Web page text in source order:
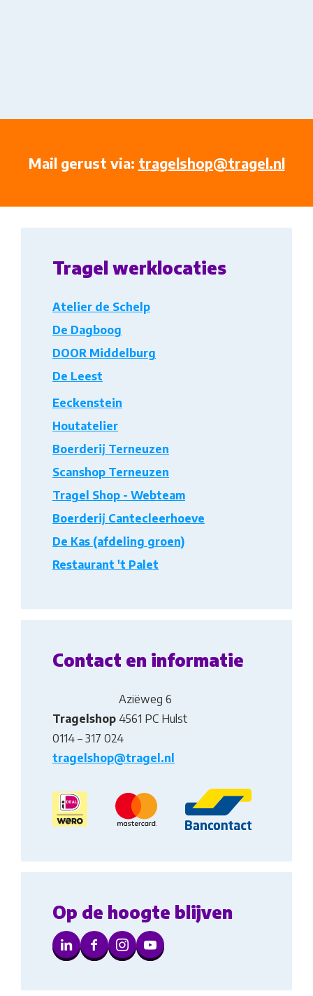
Mail gerust via: tragelshop@tragel.nl
Tragel werklocaties
Atelier de Schelp
De Dagboog
DOOR Middelburg
De Leest
Eeckenstein
Houtatelier
Boerderij Terneuzen
Scanshop Terneuzen
Tragel Shop - Webteam
Boerderij Cantecleerhoeve
De Kas (afdeling groen)
Restaurant 't Palet
Contact en informatie
Tragelshop
Aziëweg 6
4561 PC Hulst
0114 – 317 024
tragelshop@tragel.nl
Op de hoogte blijven